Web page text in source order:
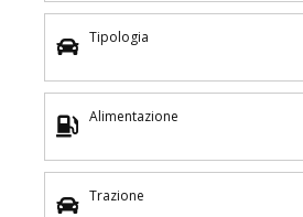
Tipologia
Alimentazione
Trazione